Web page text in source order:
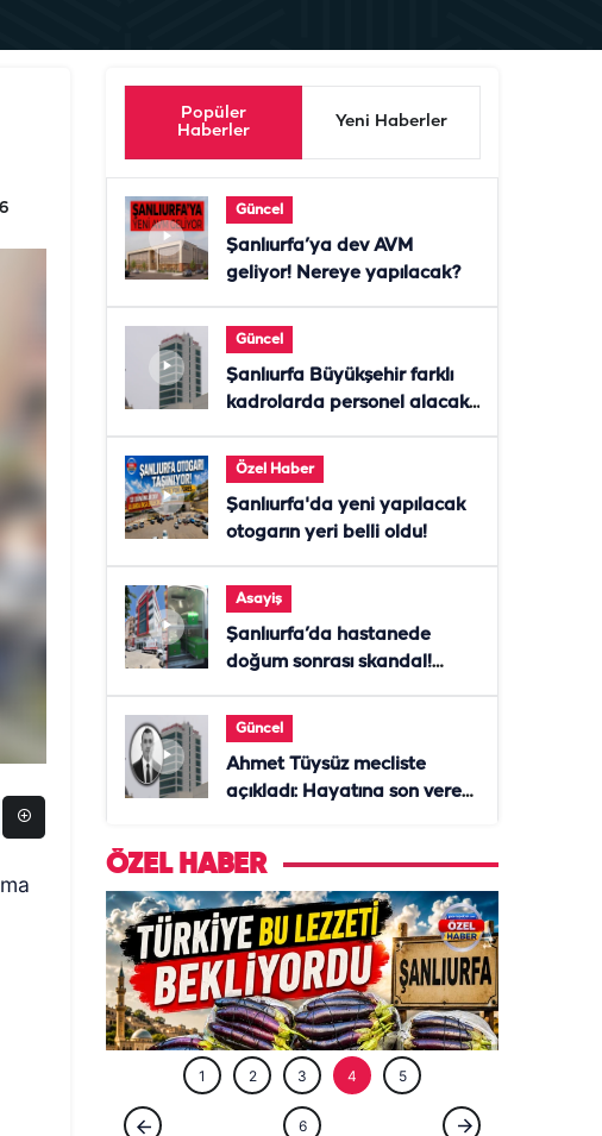
Popüler
Haberler
Yeni Haberler
Güncel
Şanlıurfa’ya dev AVM
geliyor! Nereye yapılacak?
Güncel
Şanlıurfa Büyükşehir farklı
kadrolarda personel alacak!
Özel Haber
Şanlıurfa'da yeni yapılacak
otogarın yeri belli oldu!
Asayiş
Şanlıurfa’da hastanede
doğum sonrası skandal!
Güncel
Ahmet Tüysüz mecliste
açıkladı: Hayatına son veren
ÖZEL HABER
ÖZEL HABER
1 2 3 4 5
6